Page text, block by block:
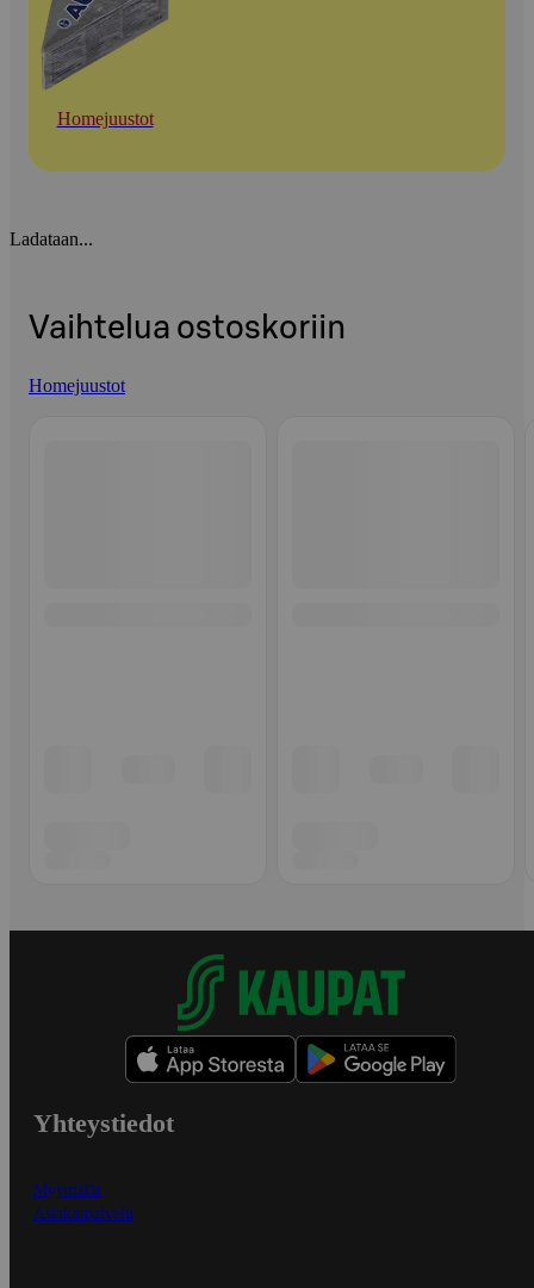
Homejuustot
Ladataan...
Vaihtelua ostoskoriin
Homejuustot
Yhteystiedot
Myymälät
Asiakaspalvelu